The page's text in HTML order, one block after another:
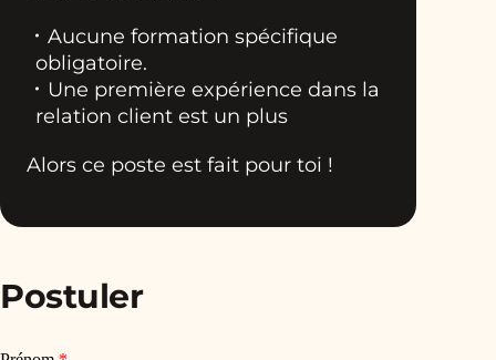
Aucune formation spécifique
obligatoire.
Une première expérience dans la
relation client est un plus
Alors ce poste est fait pour toi !
Postuler